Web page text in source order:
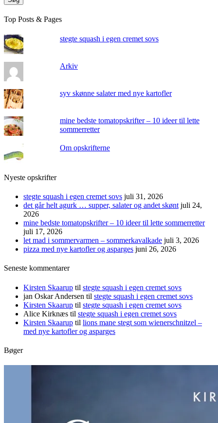
Top Posts & Pages
stegte squash i egen cremet sovs
Arkiv
syv skønne salater med nye kartofler
mine bedste tomatopskrifter – 10 ideer til lette
sommerretter
Om opskrifterne
Nyeste opskrifter
stegte squash i egen cremet sovs juli 31, 2026
det går helt agurk … supper, salater og andet skønt juli 24,
2026
mine bedste tomatopskrifter – 10 ideer til lette sommerretter
juli 17, 2026
let mad i sommervarmen – sommerkavalkade juli 3, 2026
pizza med nye kartofler og asparges juni 26, 2026
Seneste kommentarer
Kirsten Skaarup til stegte squash i egen cremet sovs
jan Oskar Andersen til stegte squash i egen cremet sovs
Kirsten Skaarup til stegte squash i egen cremet sovs
Alice Kirknæs til stegte squash i egen cremet sovs
Kirsten Skaarup til lions mane stegt som wienerschnitzel –
med nye kartofler og asparges
Bøger